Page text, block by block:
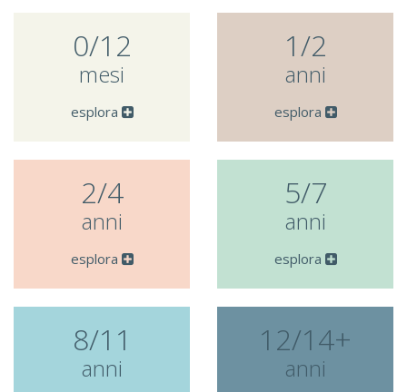
0/12
mesi
esplora
1/2
anni
esplora
2/4
anni
esplora
5/7
anni
esplora
8/11
anni
12/14+
anni